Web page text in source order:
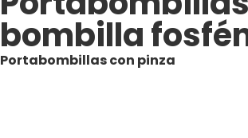
bombilla
Portabombillas con pinza